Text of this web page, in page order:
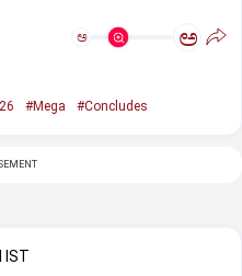
ಅ ಅ
#Mega #Concludes
IST